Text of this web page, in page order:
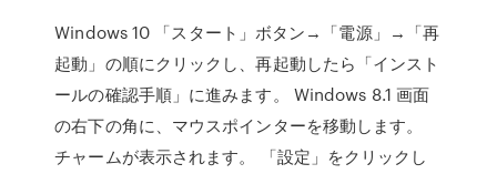
Windows 10 「スタート」ボタン→「電源」→「再
起動」の順にクリックし、再起動したら「インスト
ールの確認手順」に進みます。 Windows 8.1 画面
の右下の角に、マウスポインターを移動します。
チャームが表示されます。 「設定」をクリックし